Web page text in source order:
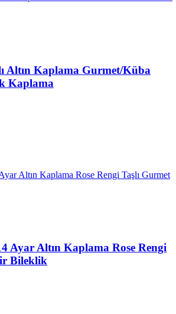
Altın Kaplama Gurmet/Küba
Kaplama
Ayar Altın Kaplama Rose Rengi
Bileklik